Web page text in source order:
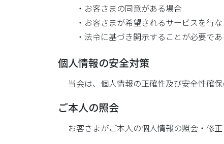
・お客さまの同意がある場合
・お客さまが希望されるサービスを行
・法令に基づき開示することが必要で
個人情報の安全対策
当会は、個人情報の正確性及び安全性確
ご本人の照会
お客さまがご本人の個人情報の照会・修